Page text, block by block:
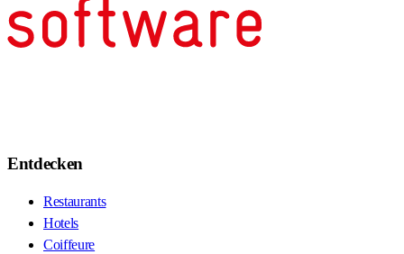
Entdecken
Restaurants
Hotels
Coiffeure